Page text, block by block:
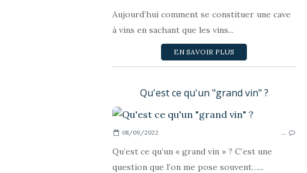
Aujourd’hui comment se constituer une cave
à vins en sachant que les vins...
EN SAVOIR PLUS
Qu'est ce qu'un "grand vin" ?
08/09/2022 …
Qu’est ce qu’un « grand vin » ? C’est une
question que l’on me pose souvent…...